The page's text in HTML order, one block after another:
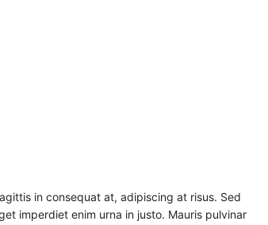
in consequat at, adipiscing at risus. Sed
imperdiet enim urna in justo. Mauris pulvinar